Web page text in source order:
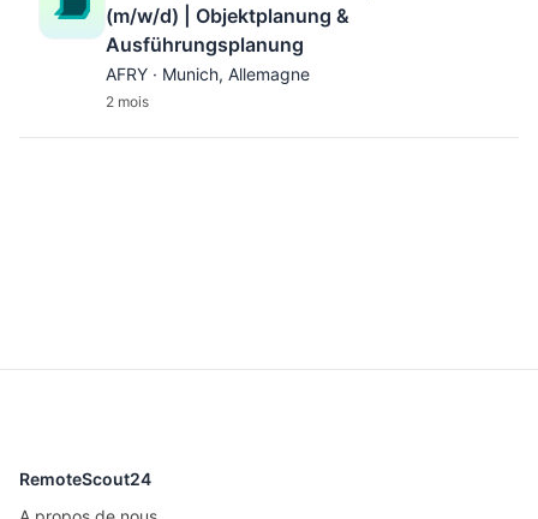
(m/w/d) | Objektplanung &
Ausführungsplanung
AFRY · Munich, Allemagne
2 mois
RemoteScout24